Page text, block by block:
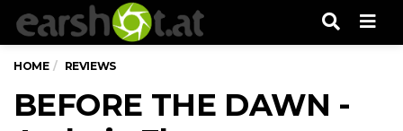
HOME REVIEWS
BEFORE THE DAWN -